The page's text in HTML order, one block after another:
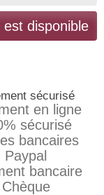
disponible
sécurisé
en ligne
sécurisé
bancaires
Paypal
bancaire
Chèque